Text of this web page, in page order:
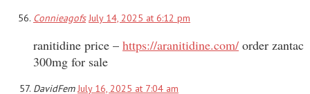
Connieagofs July 14, 2025 at 6:12 pm
ranitidine price – https://aranitidine.com/ order zantac
300mg for sale
DavidFemJuly 16, 2025 at 7:04 am